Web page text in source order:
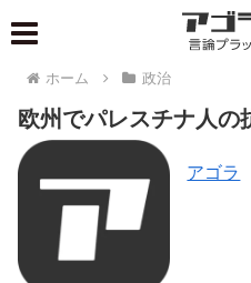
ホーム 政治
欧州でパレスチナ人の
アゴラ